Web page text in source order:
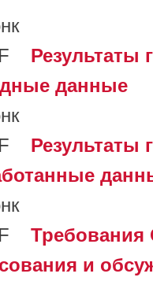
Результаты
данные
Результаты
Требования
и